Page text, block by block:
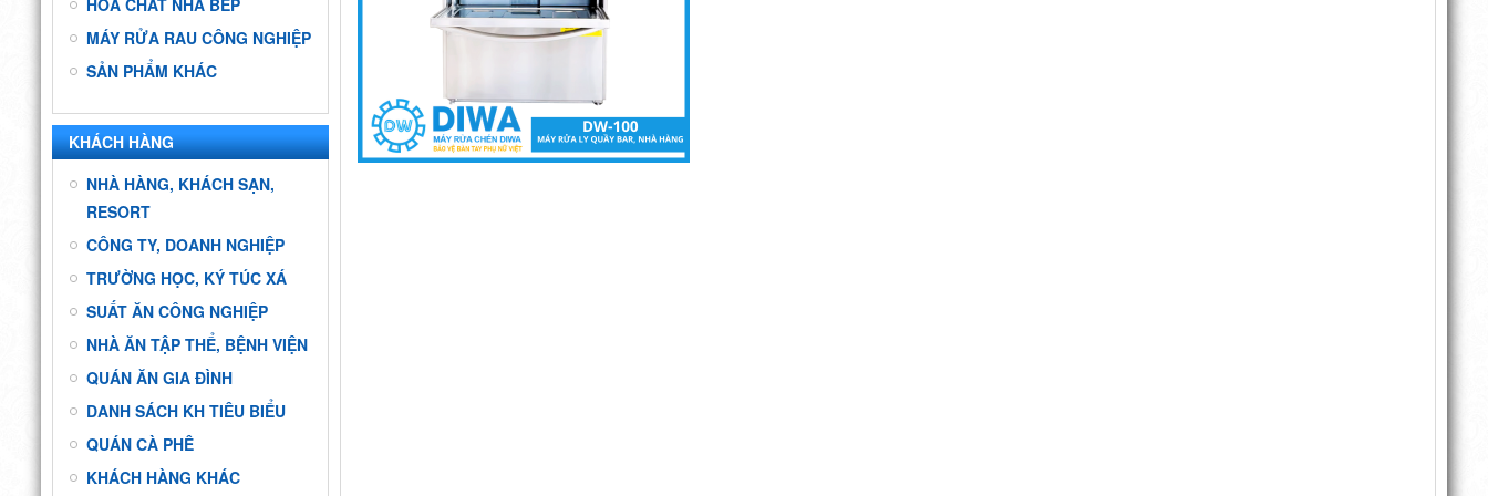
HÓA CHẤT NHÀ BẾP
MÁY RỬA RAU CÔNG NGHIỆP
SẢN PHẨM KHÁC
KHÁCH HÀNG
NHÀ HÀNG, KHÁCH SẠN,
RESORT
CÔNG TY, DOANH NGHIỆP
TRƯỜNG HỌC, KÝ TÚC XÁ
SUẤT ĂN CÔNG NGHIỆP
NHÀ ĂN TẬP THỂ, BỆNH VIỆN
QUÁN ĂN GIA ĐÌNH
DANH SÁCH KH TIÊU BIỂU
QUÁN CÀ PHÊ
KHÁCH HÀNG KHÁC